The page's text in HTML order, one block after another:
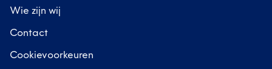
Wie zijn wij
Contact
Cookievoorkeuren